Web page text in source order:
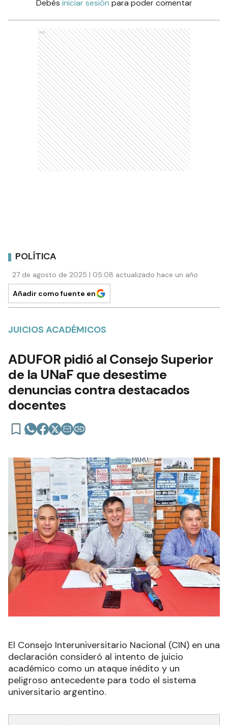
Debés iniciar sesión para poder comentar
Ads
POLÍTICA
27 de agosto de 2025 | 05:08 actualizado hace un año
Añadir como fuente en
JUICIOS ACADÉMICOS
ADUFOR pidió al Consejo Superior
de la UNaF que desestime
denuncias contra destacados
docentes
El Consejo Interuniversitario Nacional (CIN) en una
declaración consideró al intento de juicio
académico como un ataque inédito y un
peligroso antecedente para todo el sistema
universitario argentino.